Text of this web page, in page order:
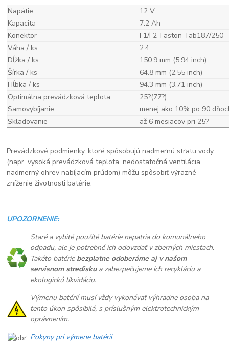
Napätie
12 V
Kapacita
7.2 Ah
Konektor
F1/F2-Faston Tab187/250
Váha / ks
2.4
Dĺžka / ks
150.9 mm (5.94 inch)
Šírka / ks
64.8 mm (2.55 inch)
Hĺbka / ks
94.3 mm (3.71 inch)
Optimálna prevádzková teplota
25?(77?)
Samovybíjanie
menej ako 10% po 90
Skladovanie
až 6 mesiacov pri 25?
Prevádzkové podmienky, ktoré spôsobujú nadmernú stratu vody
(napr. vysoká prevádzková teplota, nedostatočná ventilácia,
nadmerný ohrev nabíjacím prúdom) môžu spôsobiť výrazné
zníženie životnosti batérie.
UPOZORNENIE:
Staré a vybité použité batérie nepatria do komunálneho
odpadu, ale je potrebné ich odovzdať v zberných miestach.
Takéto batérie bezplatne odoberáme aj v našom
servisnom strediskua zabezpečujeme ich recykláciu a
ekologickú likvidáciu.
Výmenu batérií musí vždy vykonávať výhradne osoba na
tento úkon spôsibilá, s príslušným elektrotechnickým
oprávnením.
Pokyny pri výmene batérií